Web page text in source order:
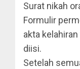
Surat nikah
Formulir
akta
diisi.
Setelah